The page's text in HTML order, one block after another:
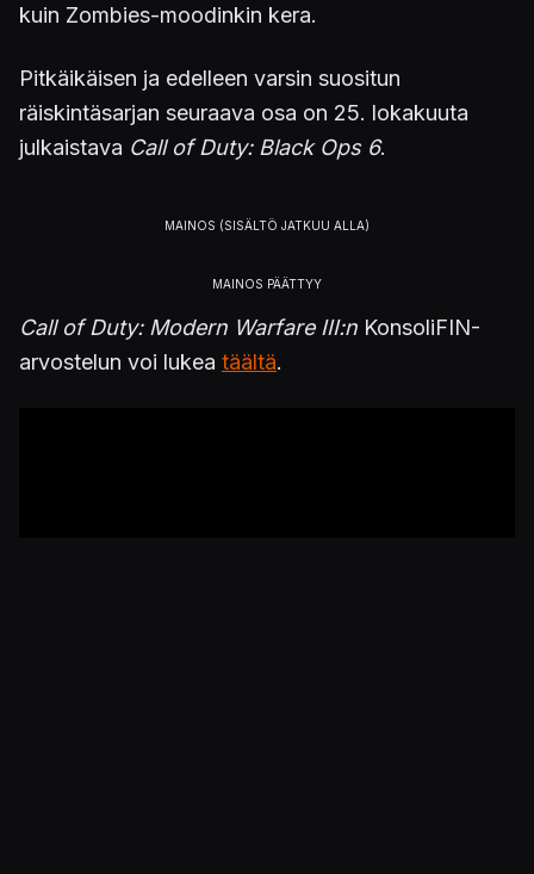
kuin Zombies-moodinkin kera.
Pitkäikäisen ja edelleen varsin suositun
räiskintäsarjan seuraava osa on 25. lokakuuta
julkaistava Call of Duty: Black Ops 6.
Call of Duty: Modern Warfare III:n KonsoliFIN-
arvostelun voi lukea täältä.